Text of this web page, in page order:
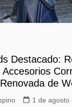
Destacado:
Accesorios
de
1 de agosto